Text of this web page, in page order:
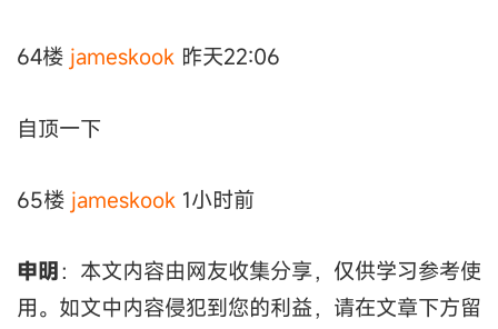
64楼 jameskook 昨天22:06
自顶一下
65楼 jameskook 1小时前
申明 ：本文内容由网友收集分享，仅供学习参考使
用。如文中内容侵犯到您的利益，请在文章下方留